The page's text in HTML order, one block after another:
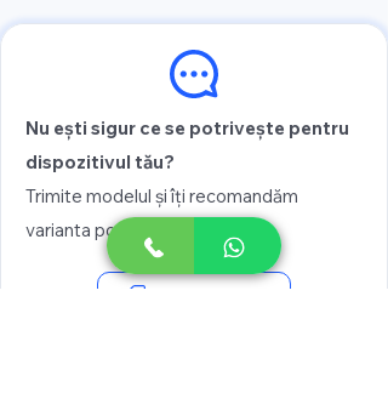
Nu ești sigur ce se potrivește pentru
dispozitivul tău?
Trimite modelul și îți recomandăm
varianta potrivită